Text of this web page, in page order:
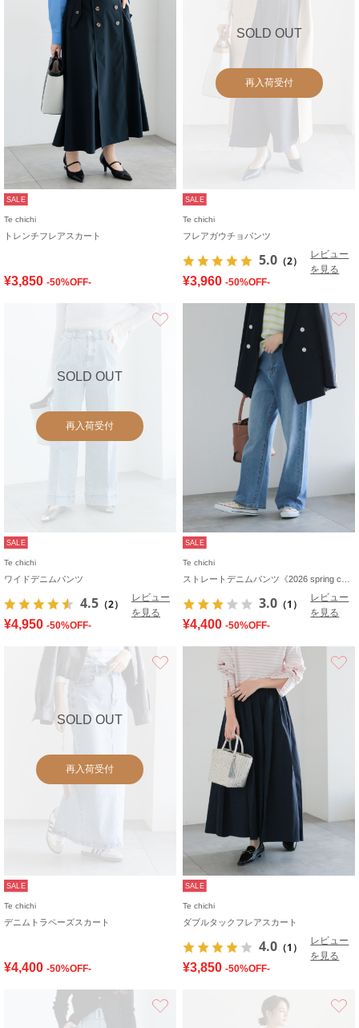
SALE
Te chichi
トレンチフレアスカート
¥3,850 -50%OFF-
SOLD OUT
再入荷受付
SALE
Te chichi
フレアガウチョパンツ
5.0 （2）
レビュー
を見る
¥3,960 -50%OFF-
SOLD OUT
再入荷受付
SALE
Te chichi
ワイドデニムパンツ
4.5 （2）
レビュー
を見る
¥4,950 -50%OFF-
SALE
Te chichi
3.0 （1）
レビュー
を見る
¥4,400 -50%OFF-
SOLD OUT
再入荷受付
SALE
Te chichi
デニムトラペーズスカート
¥4,400 -50%OFF-
SALE
Te chichi
ダブルタックフレアスカート
4.0 （1）
レビュー
を見る
¥3,850 -50%OFF-